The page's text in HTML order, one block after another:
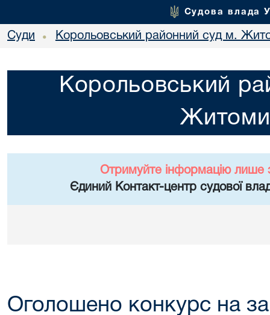
Судова влада
Суди • Корольовський районний суд м.
Корольовський
Отримуйте інформацію лише
Єдиний Контакт-центр судової
Оголошено конкурс на